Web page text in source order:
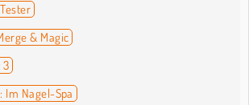
& Magic
3
Im Nagel-Spa